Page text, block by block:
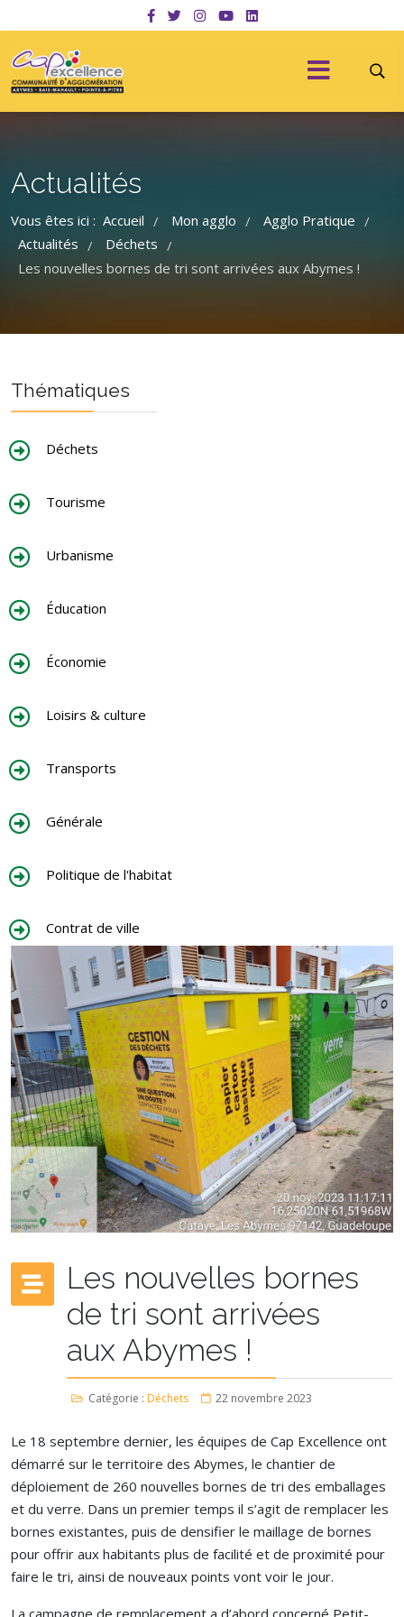
Actualités
Vous êtes ici : Accueil / Mon agglo / Agglo Pratique /
Actualités / Déchets /
Les nouvelles bornes de tri sont arrivées aux Abymes !
Thématiques
Déchets
Tourisme
Urbanisme
Éducation
Économie
Loisirs & culture
Transports
Générale
Politique de l'habitat
Contrat de ville
Les nouvelles bornes
de tri sont arrivées
aux Abymes !
Catégorie : Déchets 22 novembre 2023
Le 18 septembre dernier, les équipes de Cap Excellence ont
démarré sur le territoire des Abymes, le chantier de
déploiement de 260 nouvelles bornes de tri des emballages
et du verre. Dans un premier temps il s’agit de remplacer les
bornes existantes, puis de densifier le maillage de bornes
pour offrir aux habitants plus de facilité et de proximité pour
faire le tri, ainsi de nouveaux points vont voir le jour.
La campagne de remplacement a d’abord concerné Petit-